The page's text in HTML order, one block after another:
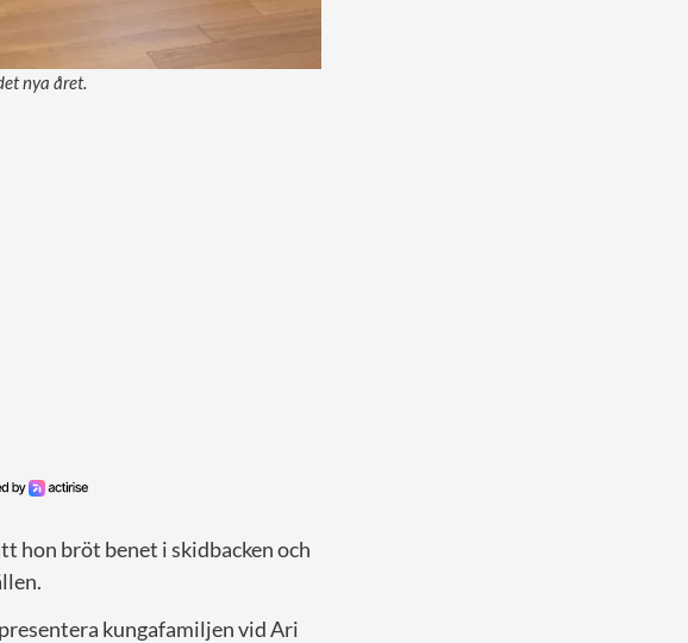
nya året.
hon bröt benet i skidbacken och
kungafamiljen vid Ari